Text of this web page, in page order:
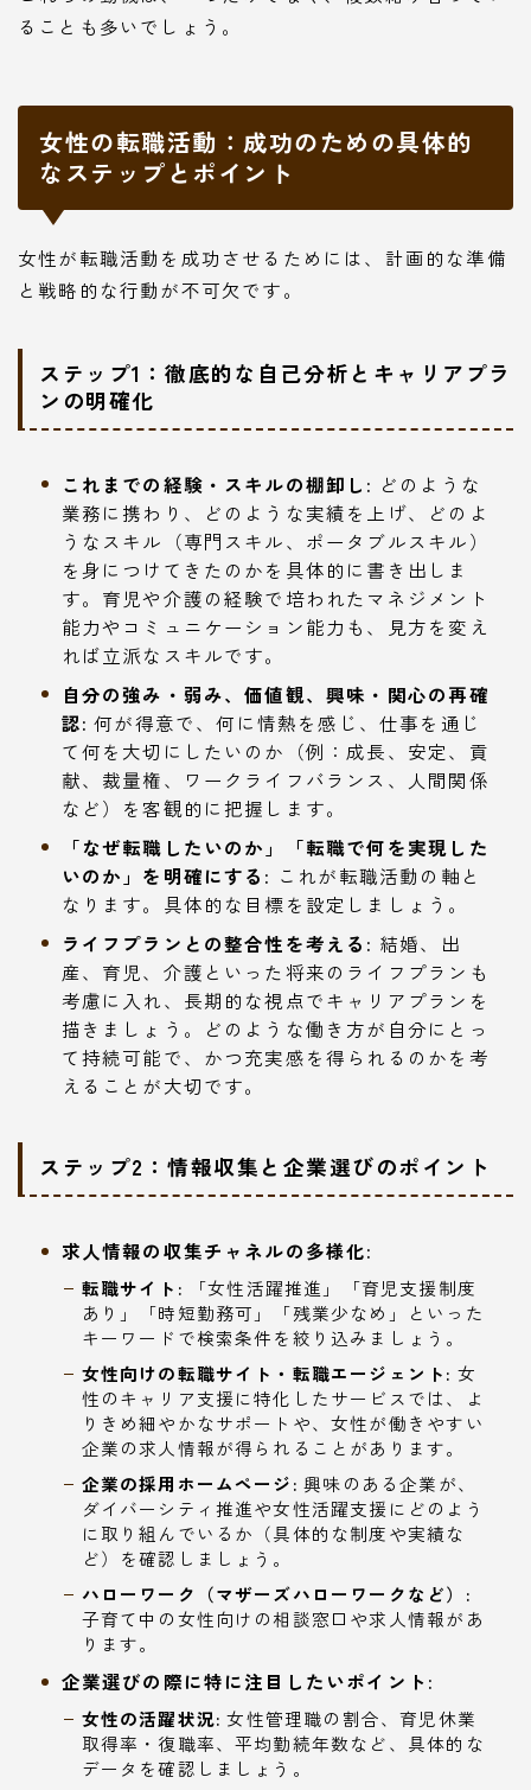
ることも多いでしょう。
女性の転職活動：成功のための具体的
なステップとポイント
女性が転職活動を成功させるためには、計画的な準備
と戦略的な行動が不可欠です。
ステップ1：徹底的な自己分析とキャリアプラ
ンの明確化
これまでの経験・スキルの棚卸し: どのような
業務に携わり、どのような実績を上げ、どのよ
うなスキル（専門スキル、ポータブルスキル）
を身につけてきたのかを具体的に書き出しま
す。育児や介護の経験で培われたマネジメント
能力やコミュニケーション能力も、見方を変え
れば立派なスキルです。
自分の強み・弱み、価値観、興味・関心の再確
認: 何が得意で、何に情熱を感じ、仕事を通じ
て何を大切にしたいのか（例：成長、安定、貢
献、裁量権、ワークライフバランス、人間関係
など）を客観的に把握します。
「なぜ転職したいのか」「転職で何を実現した
いのか」を明確にする: これが転職活動の軸と
なります。具体的な目標を設定しましょう。
ライフプランとの整合性を考える: 結婚、出
産、育児、介護といった将来のライフプランも
考慮に入れ、長期的な視点でキャリアプランを
描きましょう。どのような働き方が自分にとっ
て持続可能で、かつ充実感を得られるのかを考
えることが大切です。
ステップ2：情報収集と企業選びのポイント
求人情報の収集チャネルの多様化:
転職サイト: 「女性活躍推進」「育児支援制度
あり」「時短勤務可」「残業少なめ」といった
キーワードで検索条件を絞り込みましょう。
女性向けの転職サイト・転職エージェント: 女
性のキャリア支援に特化したサービスでは、よ
りきめ細やかなサポートや、女性が働きやすい
企業の求人情報が得られることがあります。
企業の採用ホームページ: 興味のある企業が、
ダイバーシティ推進や女性活躍支援にどのよう
に取り組んでいるか（具体的な制度や実績な
ど）を確認しましょう。
ハローワーク（マザーズハローワークなど）:
子育て中の女性向けの相談窓口や求人情報があ
ります。
企業選びの際に特に注目したいポイント:
女性の活躍状況: 女性管理職の割合、育児休業
取得率・復職率、平均勤続年数など、具体的な
データを確認しましょう。